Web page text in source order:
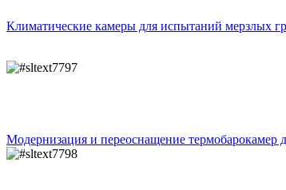
Климатические камеры для испытаний мерзлых
Модернизация и переоснащение термобарокамер